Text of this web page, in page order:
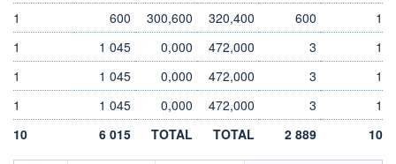
RENDEMENT
ESTIMÉ 2026
-
PER ESTIMÉ
2026
-
DIVIDENDE
0,00 EUR
DERNIER
DIVIDENDE
-
PROCHAIN
DIVIDENDE
1
600 300,600 320,400 600
1
1
1 045 0,000 472,000 3
1
1
1 045 0,000 472,000 3
1
1
1 045 0,000 472,000 3
1
10
6 015 TOTAL TOTAL 2 889 10